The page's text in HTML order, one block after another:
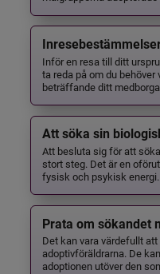
Inför en resa till ditt
ta reda på om du
beträffande ditt
Att söka sin
Att besluta sig för att
stort steg. Det är en
fysisk och psykisk
Prata om sökandet
Det kan vara värdefullt
adoptivföräldrarna. De
adoptionen utöver den